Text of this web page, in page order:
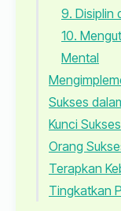
9. Disiplin
10.
Mental
Sukses
Kunci
Orang
Terapkan
Tingkatkan